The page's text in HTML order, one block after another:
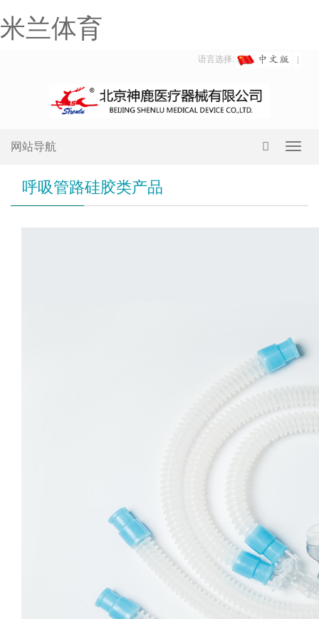
米兰体育
语言选择:
网站导航
呼吸管路硅胶类产品